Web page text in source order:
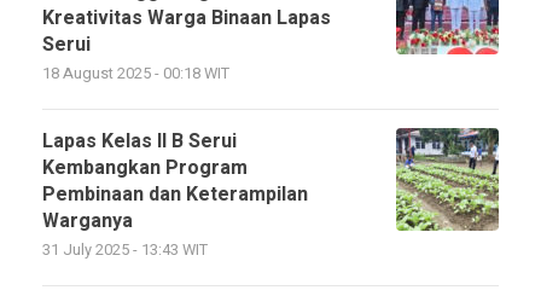
Kreativitas Warga Binaan Lapas
Serui
18 August 2025 - 00:18 WIT
Lapas Kelas II B Serui
Kembangkan Program
Pembinaan dan Keterampilan
Warganya
31 July 2025 - 13:43 WIT